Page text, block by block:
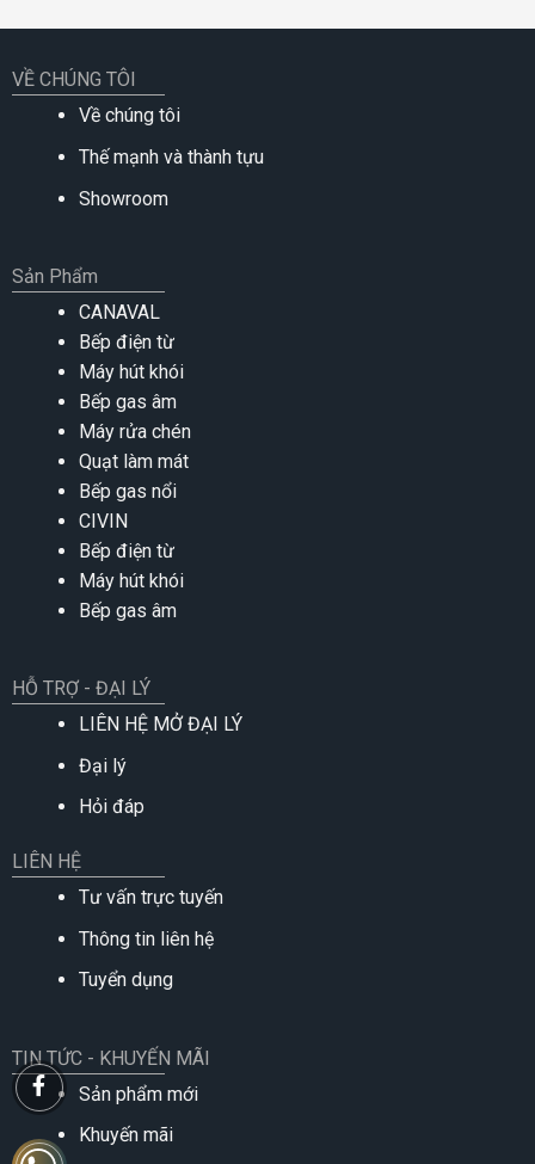
VỀ CHÚNG TÔI
Về chúng tôi
Thế mạnh và thành tựu
Showroom
Sản Phẩm
CANAVAL
Bếp điện từ
Máy hút khói
Bếp gas âm
Máy rửa chén
Quạt làm mát
Bếp gas nổi
CIVIN
Bếp điện từ
Máy hút khói
Bếp gas âm
HỖ TRỢ - ĐẠI LÝ
LIÊN HỆ MỞ ĐẠI LÝ
Đại lý
Hỏi đáp
LIÊN HỆ
Tư vấn trực tuyến
Thông tin liên hệ
Tuyển dụng
TIN TỨC - KHUYẾN MÃI
Sản phẩm mới
Khuyến mãi